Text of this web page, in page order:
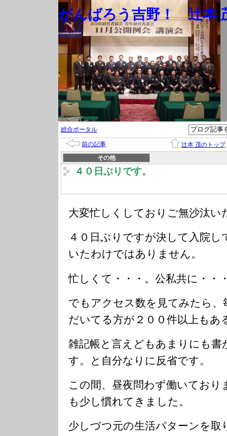
がんばろう吉野！ 辻本
総合ポータル
前の記事
辻本 茂のトップ
その他
４０日ぶりです。
大変忙しくしておりご無沙汰い
４０日ぶりですが決して入院し
いたわけではありません。
忙しくて・・・。公私共に・・
でもアクセス数を見てみたら
だいてる方が２００件以上もあ
雑記帳と言えどもあまりにも書
す。と自分なりに反省です。
この間、昼夜問わず働いており
も少し慣れてきました。
少しづつ元の生活パターンを取